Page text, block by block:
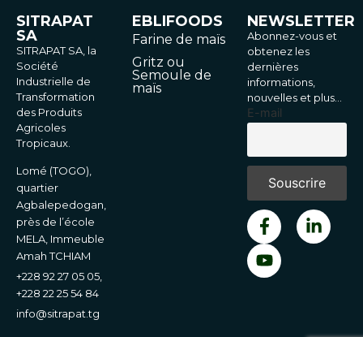
SITRAPAT
SA
SITRAPAT SA, la
Société
Industrielle de
Transformation
des Produits
Agricoles
Tropicaux.
Lomé (TOGO),
quartier
Agbalepedogan,
près de l’école
MELA, Immeuble
Amah TCHIAM
+228 92 27 05 05,
+228 22 25 54 84
info@sitrapat.tg
EBLIFOODS
Farine de maïs
Gritz ou
Semoule de
maïs
NEWSLETTER
Abonnez-vous et
obtenez les
dernières
informations,
nouvelles et plus…
E-mail